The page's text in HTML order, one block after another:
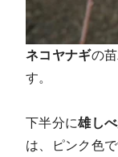
ネコヤナギの
す。
下半分に雄しべ
は、ピンク色で